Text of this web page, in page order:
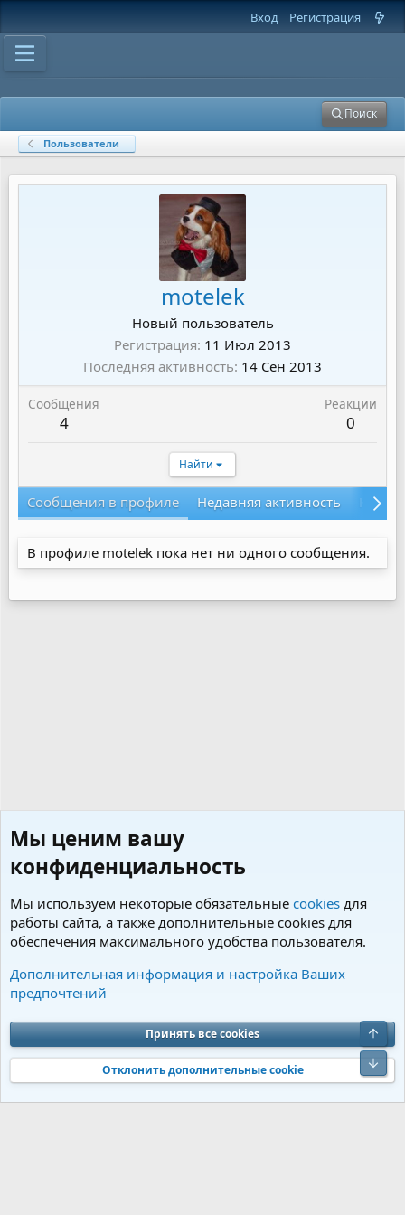
Вход Регистрация
Поиск
Пользователи
motelek
Новый пользователь
Регистрация 11 Июл 2013
Последняя активность 14 Сен 2013
Сообщения
4
Реакции
0
Найти
Сообщения в профиле Недавняя активность
В профиле motelek пока нет ни одного сообщения.
Пользователи
Cookies Charm by DCom
Обратная связь
Условия и правила
Политика конфиденциальности
Помощь
S
S
Community platform by XenForo® © 2010-2026 XenForo Ltd. Перевод от
Jumuro®|Media embeds via s9e/MediaSites
Мы ценим вашу
конфиденциальность
Мы используем некоторые обязательные cookies для
работы сайта, а также дополнительные cookies для
обеспечения максимального удобства пользователя.
Дополнительная информация и настройка Ваших
предпочтений
Принять все cookies
Отклонить дополнительные cookie
Верх
Низ